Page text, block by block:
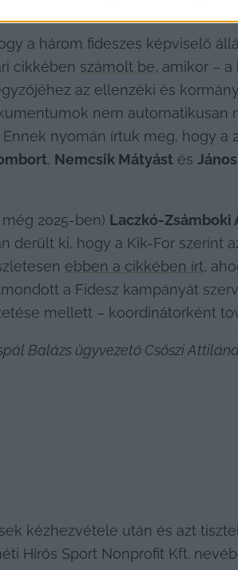
a három fideszes képviselő
cikkében számolt be, amikor –
az ellenzéki és
nem automatikusan
nyomán írtuk meg, hogy a
, Nemcsik Mátyást és
2025-ben) Laczkó-Zsámboki
derült ki, hogy a Kik-For szerint
ebben a cikkében írt,
a Fidesz kampányát
mellett – koordinátorként
Balázs ügyvezető Csőszi
kézhezvétele után és azt
Hírös Sport Nonprofit Kft.